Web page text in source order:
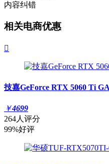
内容纠错
相关电商优惠

技嘉GeForce RTX 5060 Ti
￥4699
264人评分
99%好评